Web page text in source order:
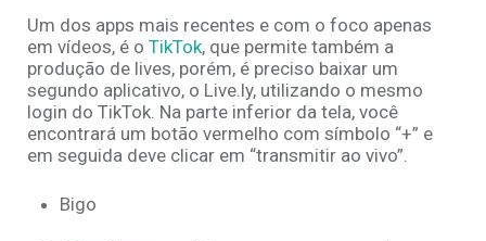
Um dos apps mais recentes e com o foco apenas
em vídeos, é o TikTok, que permite também a
produção de lives, porém, é preciso baixar um
segundo aplicativo, o Live.ly, utilizando o mesmo
login do TikTok. Na parte inferior da tela, você
encontrará um botão vermelho com símbolo “+” e
em seguida deve clicar em “transmitir ao vivo”.
Bigo